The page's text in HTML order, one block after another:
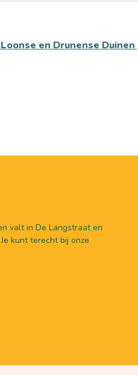
en Drunense
valt in De Langstraat en
kunt terecht bij onze